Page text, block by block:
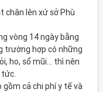
chân lên xứ sở Phù
vòng 14 ngày bằng
trường hợp có những
ho, sổ mũi… thì nên
tức.
cả chi phí y tế và